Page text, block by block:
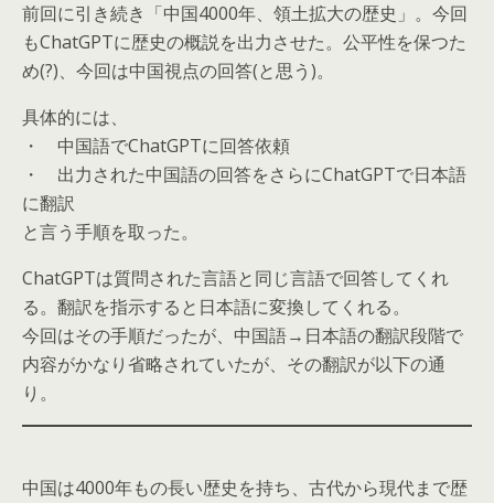
前回に引き続き「中国4000年、領土拡大の歴史」。今回
もChatGPTに歴史の概説を出力させた。公平性を保つた
め(?)、今回は中国視点の回答(と思う)。
具体的には、
・ 中国語でChatGPTに回答依頼
・ 出力された中国語の回答をさらにChatGPTで日本語
に翻訳
と言う手順を取った。
ChatGPTは質問された言語と同じ言語で回答してくれ
る。翻訳を指示すると日本語に変換してくれる。
今回はその手順だったが、中国語→日本語の翻訳段階で
内容がかなり省略されていたが、その翻訳が以下の通
り。
中国は4000年もの長い歴史を持ち、古代から現代まで歴